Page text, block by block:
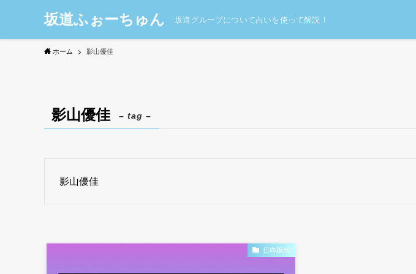
坂道ふぉーちゅん 坂道グループについて占いを使って解説！
ホーム 影山優佳
影山優佳 – tag –
影山優佳
日向坂46